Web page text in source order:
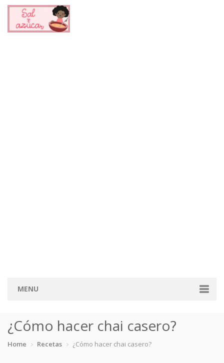
MENU
Categorias
¿Cómo hacer chai casero?
Home Recetas ¿Cómo hacer chai casero?